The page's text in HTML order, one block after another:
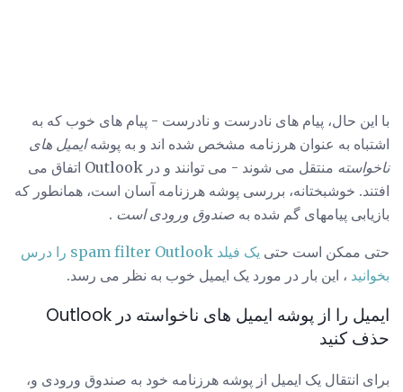
با این حال، پیام های نادرست و نادرست - پیام های خوب که به
اشتباه به عنوان هرزنامه مشخص شده اند و به پوشهایمیل های
ناخواسته
منتقل می شوند - می توانند و در Outlook اتفاق می
افتند. خوشبختانه، بررسی پوشه هرزنامه آسان است، همانطور که
بازیابی پیامهای گم شده به صندوق ورودی است .
حتی ممکن است حتی
یک فیلد spam filter Outlook را درس
بخوانید ، این بار در مورد یک ایمیل خوب به نظر می رسد.
ایمیل را از پوشه ایمیل های ناخواسته در Outlook
حذف کنید
برای انتقال یک ایمیل از پوشه هرزنامه خود به صندوق ورودی و،